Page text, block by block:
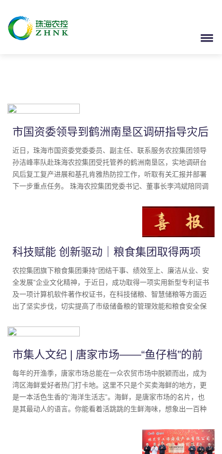
市国资委领导到鹤洲南垦区调研指导灾后
修复和基孔肯雅热防控工作
近日，珠海市国资委党委委员、副主任、联系服务农控集团领导
孙洁峰率队赴珠海农控集团受托管养的鹤洲南垦区，实地调研台
风后复工复产进展和基孔肯雅热防控工作，听取有关汇报并部署
下一步重点任务。 珠海农控集团党委书记、董事长李鸿斌陪同调
科技赋能 创新驱动｜粮食集团取得两项
国家知识产权证书
农控集团旗下粮食集团秉持“团结干事、绩效至上、廉洁从业、安
全发展”企业文化精神，于近日，成功取得一项实用新型专利证书
及一项计算机软件著作权证书，在科技储粮、智慧储粮等方面迈
出了坚实步伐，切实提高了市级储备粮的管理效能和粮食安全保
市集人文纪 | 唐家市场——“鱼仔档”的前
世今生
每年的开渔季，唐家市场总能在一众农贸市场中脱颖而出，成为
湾区海鲜爱好者热门打卡地。这里不只是个买卖海鲜的地方，更
是一本活色生香的“海洋生活志”。海鲜，是唐家市场的名片，也
是其最动人的语言。你能看着活跳跳的生鲜海味，想象出一百种